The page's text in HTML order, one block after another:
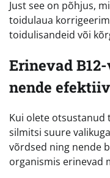
Just see on põhjus,
toidulaua
toidulisandeid või
Erinevad
nende
Kui olete otsustanud
silmitsi suure
võrdsed ning nende
organismis erinevad